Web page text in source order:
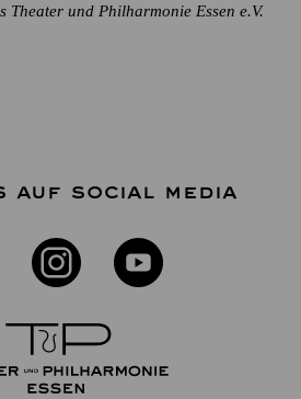
Theater und Philharmonie Essen e.V.
AUF SOCIAL MEDIA